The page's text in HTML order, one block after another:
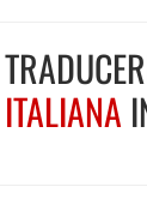
ITALIANA